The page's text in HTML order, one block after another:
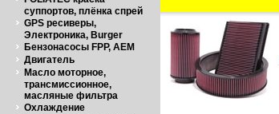
суппортов, плёнка спрей
GPS ресиверы,
Электроника, Burger
Бензонасосы FPP, AEM
Двигатель
Масло моторное,
трансмиссионное,
масляные фильтра
Охлаждение